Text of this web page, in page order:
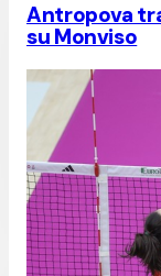
Antropova
su Monviso